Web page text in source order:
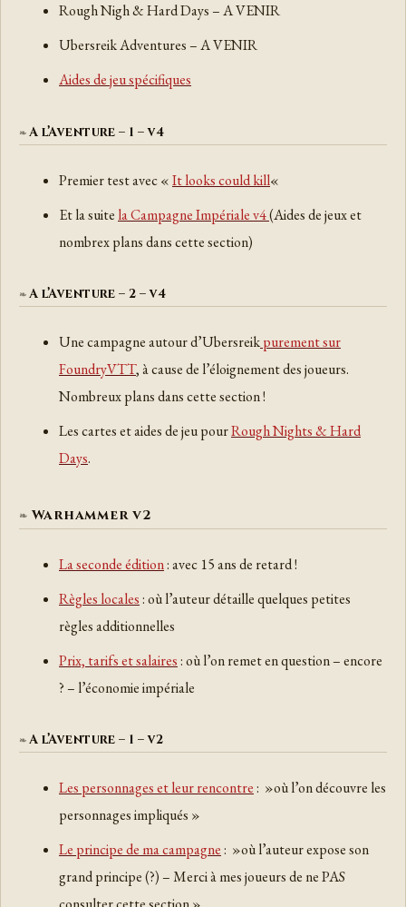
Rough Nigh & Hard Days – A VENIR
Ubersreik Adventures – A VENIR
Aides de jeu spécifiques
A l’Aventure – 1 – v4
Premier test avec «It looks could kill«
Et la suite la Campagne Impériale v4(Aides de jeux et
nombrex plans dans cette section)
A l’Aventure – 2 – v4
Une campagne autour d’Ubersreikpurement sur
FoundryVTT, à cause de l’éloignement des joueurs.
Nombreux plans dans cette section !
Les cartes et aides de jeu pourRough Nights & Hard
Days.
Warhammer v2
La seconde édition: avec 15 ans de retard !
Règles locales: où l’auteur détaille quelques petites
règles additionnelles
Prix, tarifs et salaires: où l’on remet en question – encore
? – l’économie impériale
A l’Aventure – 1 – v2
Les personnages et leur rencontre: »où l’on découvre les
personnages impliqués »
Le principe de ma campagne: »où l’auteur expose son
grand principe (?) – Merci à mes joueurs de ne PAS